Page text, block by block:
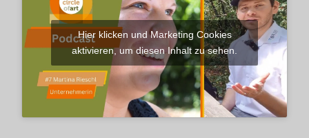
Hier klicken und Marketing Cookies
aktivieren, um diesen Inhalt zu sehen.